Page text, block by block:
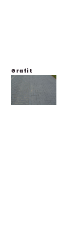
Grafit